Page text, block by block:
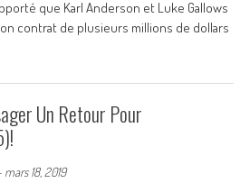
que Karl Anderson et Luke Gallows
contrat de plusieurs millions de dollars
Un Retour Pour
mars 18, 2019